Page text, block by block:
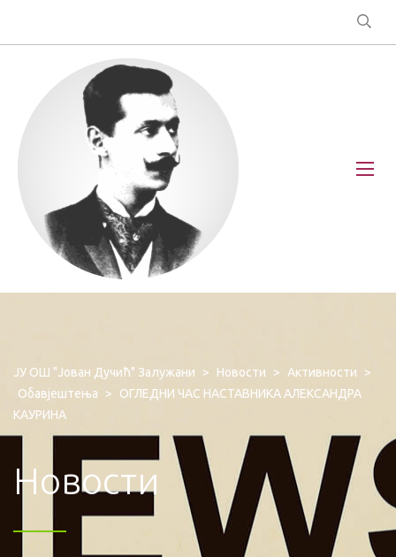
ЈУ ОШ "Јован Дучић" Залужани > Новости > Активности
>
Обавјештења
>
ОГЛЕДНИ ЧАС НАСТАВНИКА АЛЕКСАНДРА
КАУРИНА
Новости